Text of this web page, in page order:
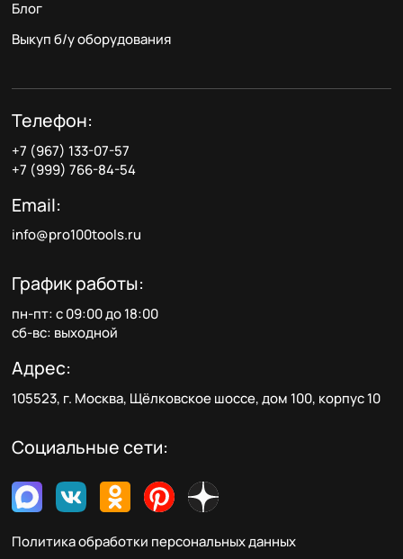
Блог
Выкуп б/у оборудования
Телефон:
+7 (967) 133-07-57
+7 (999) 766-84-54
Email:
info@pro100tools.ru
График работы:
пн-пт: с 09:00 до 18:00
сб-вс: выходной
Адрес:
105523, г. Москва, Щёлковское шоссе, дом 100, корпус 10
Социальные сети:
Политика обработки персональных данных